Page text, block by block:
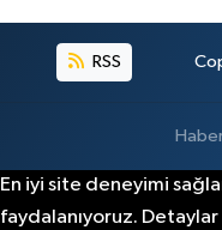
RSS
Haber
En iyi site deneyimi
faydalanıyoruz. Detaylar